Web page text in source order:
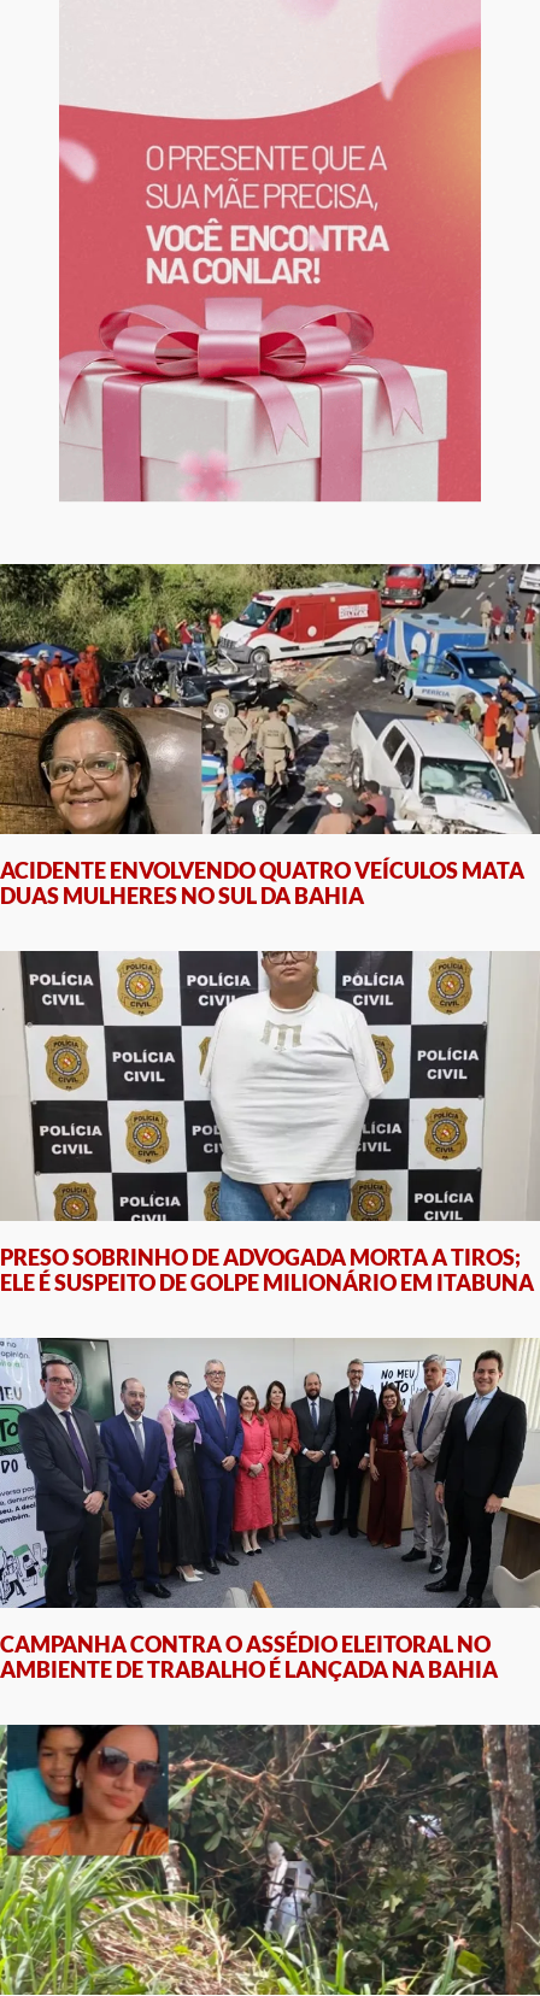
ACIDENTE ENVOLVENDO QUATRO VEÍCULOS MATA
DUAS MULHERES NO SUL DA BAHIA
PRESO SOBRINHO DE ADVOGADA MORTA A TIROS;
ELE É SUSPEITO DE GOLPE MILIONÁRIO EM ITABUNA
CAMPANHA CONTRA O ASSÉDIO ELEITORAL NO
AMBIENTE DE TRABALHO É LANÇADA NA BAHIA